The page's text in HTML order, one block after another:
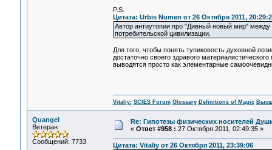
P.S.
Цитата: Urbis Numen от 26 Октября 2011,
Автор антиутопии про "Дивный новый мир" между
потребительской цивилизации.
Для того, чтобы понять тупиковость духовной
достаточно своего здравого
выводятся просто как элементарные
Vitaliy: SCIES Forum Glossary Definitions of Magic
Quangel
Ветеран
Сообщений: 7733
Re: Гипотезы физических носителей
« Ответ #958 : 27 Октября 2011, 02:49:35 »
Цитата: Vitaliy от 26 Октября 2011, 23:39:06